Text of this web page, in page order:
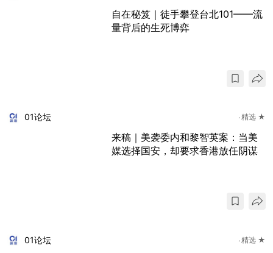
自在秘笈｜徒手攀登台北101——流
量背后的生死博弈
01论坛 精选 ★
来稿｜美袭委内和黎智英案：当美
媒选择国安，却要求香港放任阴谋
01论坛 精选 ★